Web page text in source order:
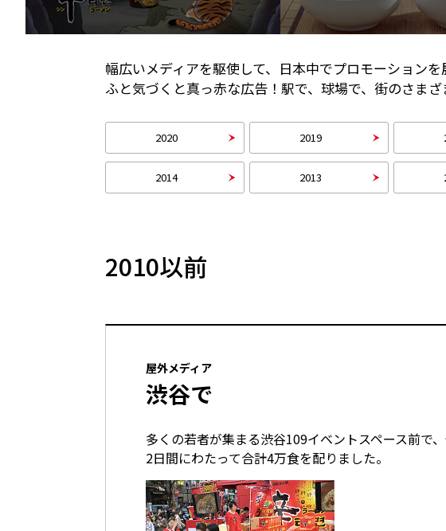
幅広いメディアを駆使して、日本中でプロモーションを
ふと気づくと真っ赤な広告！駅で、球場で、街のさま
2020 2019
2014 2013
2010以前
屋外メディア
渋谷で
多くの若者が集まる渋谷109イベントスペース前で
2日間にわたって合計4万食を配りました。